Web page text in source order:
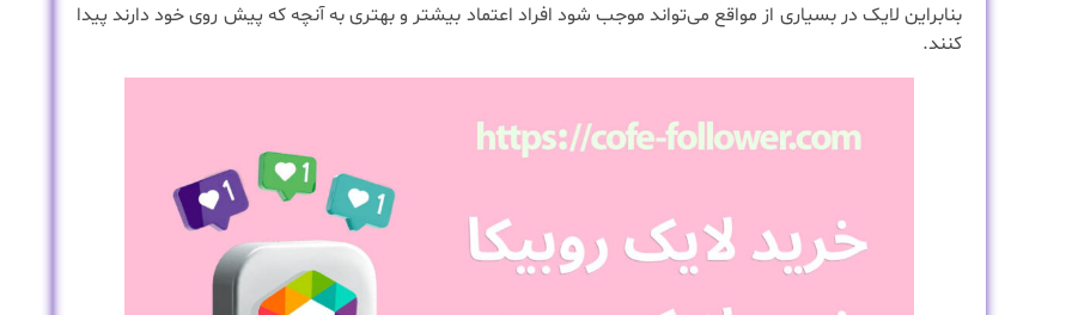
بنابراین لایک در بسیاری از مواقع می‌تواند موجب شود افراد اعتماد بیشتر و بهتری به آنچه که پیش روی خود دارند پیدا
کنند.